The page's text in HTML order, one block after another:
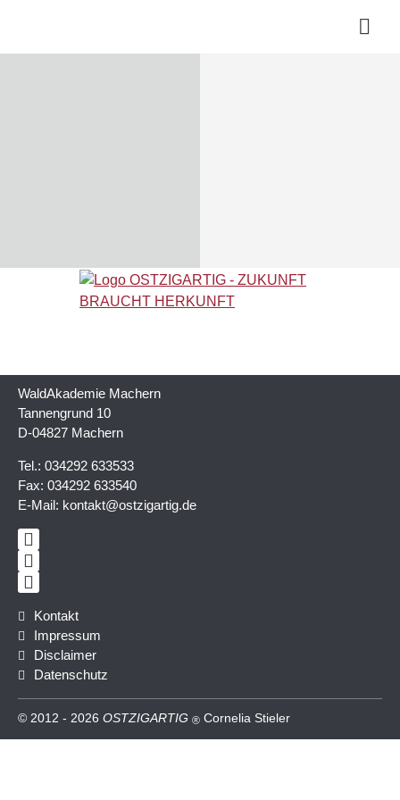
WaldAkademie Machern
Tannengrund 10
D-04827 Machern
Tel.: 034292 633533
Fax: 034292 633540
E-Mail: kontakt@ostzigartig.de
Kontakt
Impressum
Disclaimer
Datenschutz
© 2012 - 2026 OSTZIGARTIG ® Cornelia Stieler